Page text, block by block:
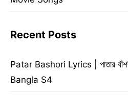
Recent Posts
Patar Bashori Lyrics | পাতার
Bangla S4